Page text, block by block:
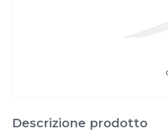
Descrizione prodotto